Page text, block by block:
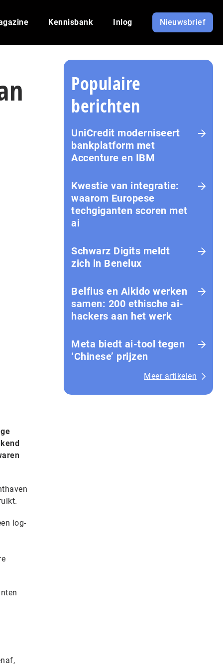
Kennisbank Inlog Nieuwsbrief
log-
Populaire
berichten
UniCredit moderniseert
bankplatform met
Accenture en IBM
Kwestie van integratie:
waarom Europese
techgiganten scoren met
ai
Schwarz Digits meldt
zich in Benelux
Belfius en Aikido werken
samen: 200 ethische ai-
hackers aan het werk
Meta biedt ai-tool tegen
‘Chinese’ prijzen
Meer artikelen